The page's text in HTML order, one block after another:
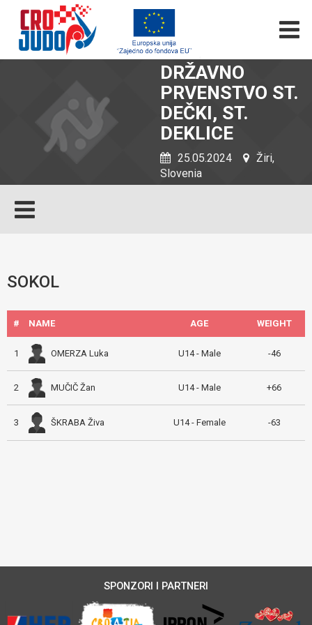
DRŽAVNO
PRVENSTVO ST.
DEČKI, ST.
DEKLICE
25.05.2024
Žiri,
Slovenia
SOKOL
# NAME AGE WEIGHT
1 OMERZA Luka U14 - Male -46
2 MUČIČ Žan U14 - Male +66
3 ŠKRABA Živa U14 - Female -63
SPONZORI I PARTNERI